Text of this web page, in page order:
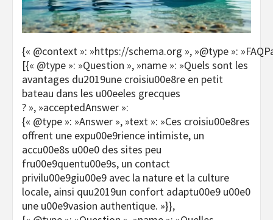
{« @context »: »https://schema.org », »@type »:
[{« @type »: »Question », »name »: »Quels sont les
avantages du2019une croisiu00e8re en petit
bateau dans les u00eeles grecques
? », »acceptedAnswer »:
{« @type »: »Answer », »text »: »Ces croisiu00e8res
offrent une expu00e9rience intimiste, un
accu00e8s u00e0 des sites peu
fru00e9quentu00e9s, un contact
privilu00e9giu00e9 avec la nature et la culture
locale, ainsi quu2019un confort adaptu00e9 u00e0
une u00e9vasion authentique. »}},